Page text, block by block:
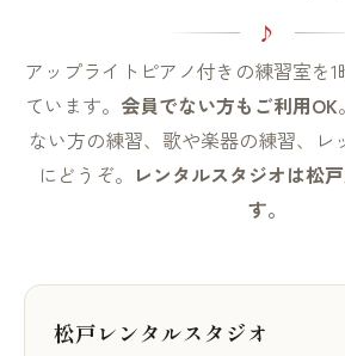
アップライトピアノ付きの練習室を
ています。 会員でない方もご利用OK
ない方の練習、歌や楽器の練習、レ
にどうぞ。 レンタルスタジオは松
す。
松戸レンタルスタジオ